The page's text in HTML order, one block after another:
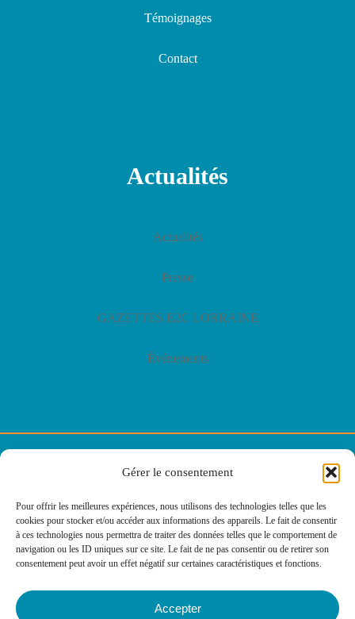
Gérer le consentement
Pour offrir les meilleures expériences, nous utilisons des technologies telles que les
cookies pour stocker et/ou accéder aux informations des appareils. Le fait de consentir
à ces technologies nous permettra de traiter des données telles que le comportement de
navigation ou les ID uniques sur ce site. Le fait de ne pas consentir ou de retirer son
consentement peut avoir un effet négatif sur certaines caractéristiques et fonctions.
Accepter
Témoignages
Contact
Actualités
Actualités
Presse
GAZETTES E2C LORRAINE
Événements
© E2C Lorraine
Politique des cookies
Mentions légales